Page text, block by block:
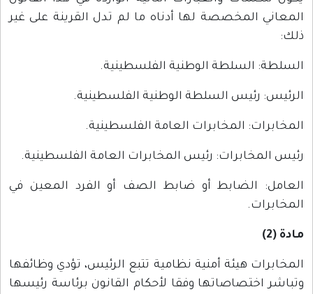
المعاني المخصصة لها أدناه ما لم تدل القرينة على غير
ذلك:
السلطة: السلطة الوطنية الفلسطينية.
الرئيس: رئيس السلطة الوطنية الفلسطينية.
المخابرات: المخابرات العامة الفلسطينية.
رئيس المخابرات: رئيس المخابرات العامة الفلسطينية.
العامل: الضابط أو ضابط الصف أو الفرد المعين في
المخابرات.
مادة (2)
المخابرات هيئة أمنية نظامية تتبع الرئيس، تؤدي وظائفها
وتباشر اختصاصاتها وفقا لأحكام القانون برئاسة رئيسها